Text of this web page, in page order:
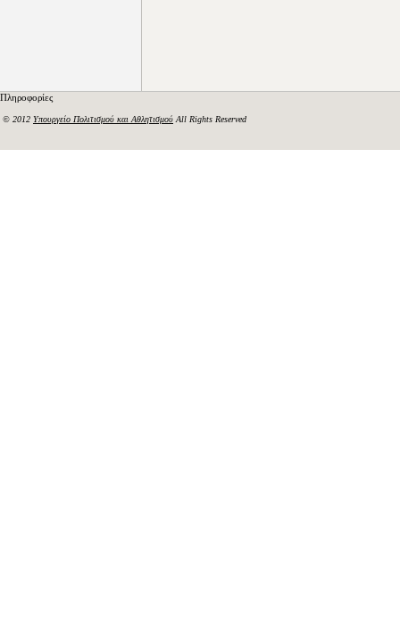
Πληροφορίες
© 2012 Υπουργείο Πολιτισμού και Αθλητισμού All Rights Reserved